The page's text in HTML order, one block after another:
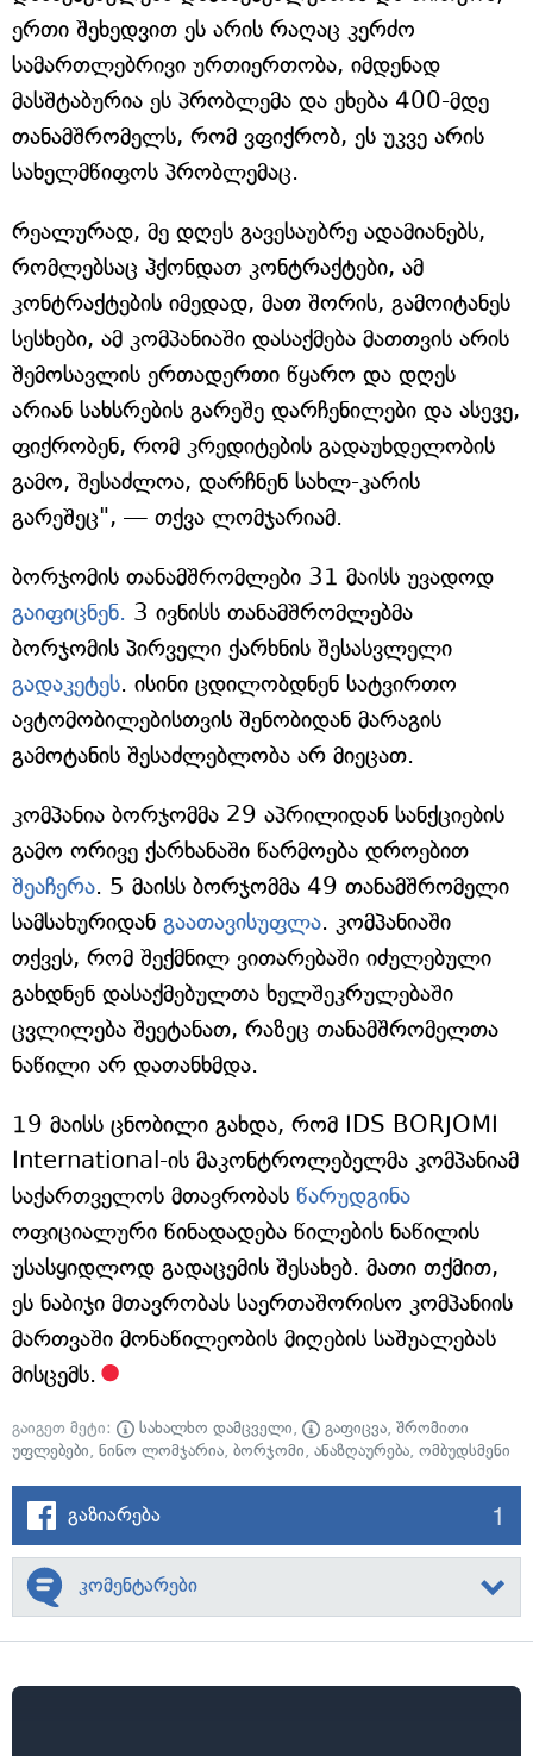
ერთი შეხედვით ეს არის რაღაც კერძო
სამართლებრივი ურთიერთობა, იმდენად
მასშტაბურია ეს პრობლემა და ეხება 400-მდე
თანამშრომელს, რომ ვფიქრობ, ეს უკვე არის
სახელმწიფოს პრობლემაც.
რეალურად, მე დღეს გავესაუბრე ადამიანებს,
რომლებსაც ჰქონდათ კონტრაქტები, ამ
კონტრაქტების იმედად, მათ შორის, გამოიტანეს
სესხები, ამ კომპანიაში დასაქმება მათთვის არის
შემოსავლის ერთადერთი წყარო და დღეს
არიან სახსრების გარეშე დარჩენილები და ასევე,
ფიქრობენ, რომ კრედიტების გადაუხდელობის
გამო, შესაძლოა, დარჩნენ სახლ-კარის
გარეშეც", — თქვა ლომჯარიამ.
ბორჯომის თანამშრომლები 31 მაისს უვადოდ
გაიფიცნენ. 3 ივნისს თანამშრომლებმა
ბორჯომის პირველი ქარხნის შესასვლელი
გადაკეტეს. ისინი ცდილობდნენ სატვირთო
ავტომობილებისთვის შენობიდან მარაგის
გამოტანის შესაძლებლობა არ მიეცათ.
კომპანია ბორჯომმა 29 აპრილიდან სანქციების
გამო ორივე ქარხანაში წარმოება დროებით
შეაჩერა. 5 მაისს ბორჯომმა 49 თანამშრომელი
სამსახურიდან გაათავისუფლა. კომპანიაში
თქვეს, რომ შექმნილ ვითარებაში იძულებული
გახდნენ დასაქმებულთა ხელშეკრულებაში
ცვლილება შეეტანათ, რაზეც თანამშრომელთა
ნაწილი არ დათანხმდა.
19 მაისს ცნობილი გახდა, რომ IDS BORJOMI
International-ის მაკონტროლებელმა კომპანიამ
საქართველოს მთავრობას წარუდგინა
ოფიციალური წინადადება წილების ნაწილის
უსასყიდლოდ გადაცემის შესახებ. მათი თქმით,
ეს ნაბიჯი მთავრობას საერთაშორისო კომპანიის
მართვაში მონაწილეობის მიღების საშუალებას
მისცემს.
გაიგეთ მეტი: სახალხო დამცველი, გაფიცვა, შრომითი
უფლებები, ნინო ლომჯარია, ბორჯომი, ანაზღაურება, ომბუდსმენი
გაზიარება 1
კომენტარები